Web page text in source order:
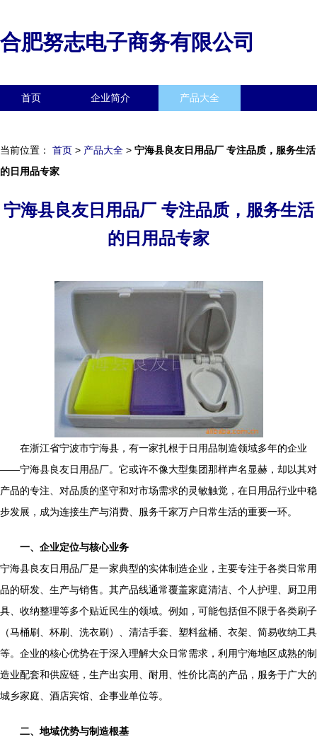
合肥努志电子商务有限公司
首页 企业简介 产品大全
当前位置： 首页 > 产品大全 > 宁海县良友日用品厂 专注品质，服务生活
的日用品专家
宁海县良友日用品厂 专注品质，服务生活
的日用品专家
在浙江省宁波市宁海县，有一家扎根于日用品制造领域多年的企业
——宁海县良友日用品厂。它或许不像大型集团那样声名显赫，却以其对
产品的专注、对品质的坚守和对市场需求的灵敏触觉，在日用品行业中稳
步发展，成为连接生产与消费、服务千家万户日常生活的重要一环。
一、企业定位与核心业务
宁海县良友日用品厂是一家典型的实体制造企业，主要专注于各类日常用
品的研发、生产与销售。其产品线通常覆盖家庭清洁、个人护理、厨卫用
具、收纳整理等多个贴近民生的领域。例如，可能包括但不限于各类刷子
（马桶刷、杯刷、洗衣刷）、清洁手套、塑料盆桶、衣架、简易收纳工具
等。企业的核心优势在于深入理解大众日常需求，利用宁海地区成熟的制
造业配套和供应链，生产出实用、耐用、性价比高的产品，服务于广大的
城乡家庭、酒店宾馆、企事业单位等。
二、地域优势与制造根基